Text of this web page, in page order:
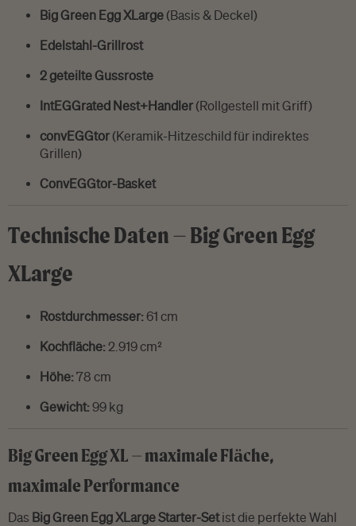
Big Green Egg XLarge (Basis & Deckel)
Edelstahl-Grillrost
2 geteilte Gussroste
IntEGGrated Nest+Handler (Rollgestell mit Griff)
convEGGtor (Keramik-Hitzeschild für indirektes
Grillen)
ConvEGGtor-Basket
Technische Daten – Big Green Egg
XLarge
Rostdurchmesser:61 cm
Kochfläche:2.919 cm²
Höhe:78 cm
Gewicht:99 kg
Big Green Egg XL – maximale Fläche,
maximale Performance
Das Big Green Egg XLarge Starter-Setist die perfekte Wahl